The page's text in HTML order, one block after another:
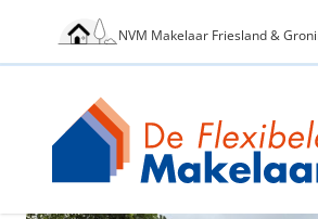
NVM Makelaar Friesland &